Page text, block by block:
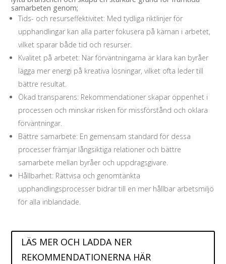
samarbeten genom;
Tids- och resurseffektivitet: Med tydliga riktlinjer för
upphandlingar kan alla parter fokusera på kärnan i arbetet,
vilket sparar både tid och resurser.
Kvalitet på arbetet: När förväntningarna är klara kan byråer
lägga mer energi på kreativa lösningar, vilket ofta leder till
bättre resultat.
Ökad transparens: Rekommendationer skapar öppenhet i
processen och minskar risken för missförstånd och oklara
förväntningar.
Bättre samarbete: En gemensam standard för dessa
processer främjar långsiktiga relationer och bättre
samarbete mellan byråer och uppdragsgivare.
Hållbarhet: Rättvisa och genomtänkta
upphandlingsprocesser bidrar till en mer hållbar arbetsmiljö
för alla inblandade.
LÄS MER OCH LADDA NER
REKOMMENDATIONERNA HÄR